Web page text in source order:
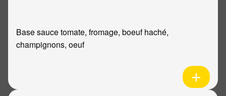
Base sauce tomate, fromage, boeuf haché,
champignons, oeuf